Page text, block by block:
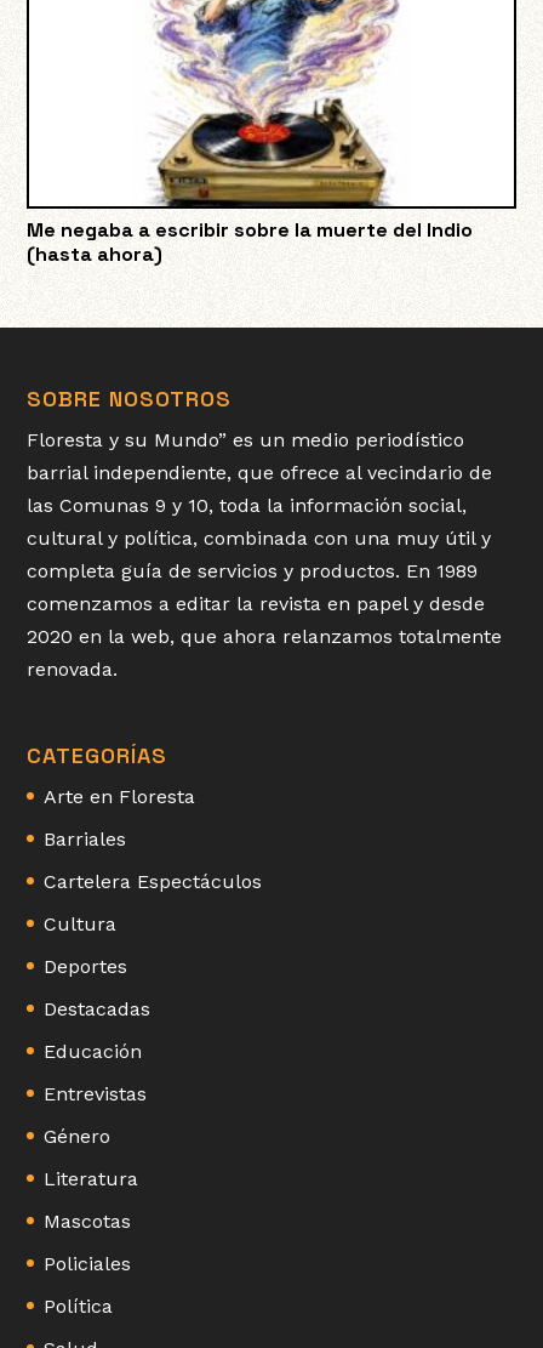
Me negaba a escribir sobre la muerte del Indio
(hasta ahora)
SOBRE NOSOTROS
Floresta y su Mundo” es un medio periodístico
barrial independiente, que ofrece al vecindario de
las Comunas 9 y 10, toda la información social,
cultural y política, combinada con una muy útil y
completa guía de servicios y productos. En 1989
comenzamos a editar la revista en papel y desde
2020 en la web, que ahora relanzamos totalmente
renovada.
CATEGORÍAS
Arte en Floresta
Barriales
Cartelera Espectáculos
Cultura
Deportes
Destacadas
Educación
Entrevistas
Género
Literatura
Mascotas
Policiales
Política